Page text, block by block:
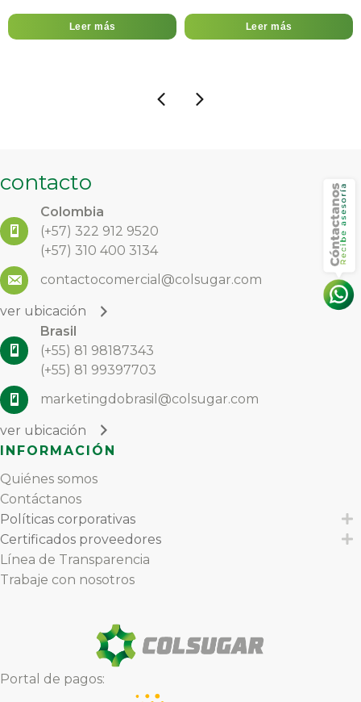
Leer más Leer más
contacto
Colombia
(+57) 322 912 9520
(+57) 310 400 3134
contactocomercial@colsugar.com
ver ubicación
Brasil
(+55) 81 98187343
(+55) 81 99397703
marketingdobrasil@colsugar.com
ver ubicación
INFORMACIÓN
Quiénes somos
Contáctanos
Políticas corporativas
Certificados proveedores
Línea de Transparencia
Trabaje con nosotros
Portal de pagos: